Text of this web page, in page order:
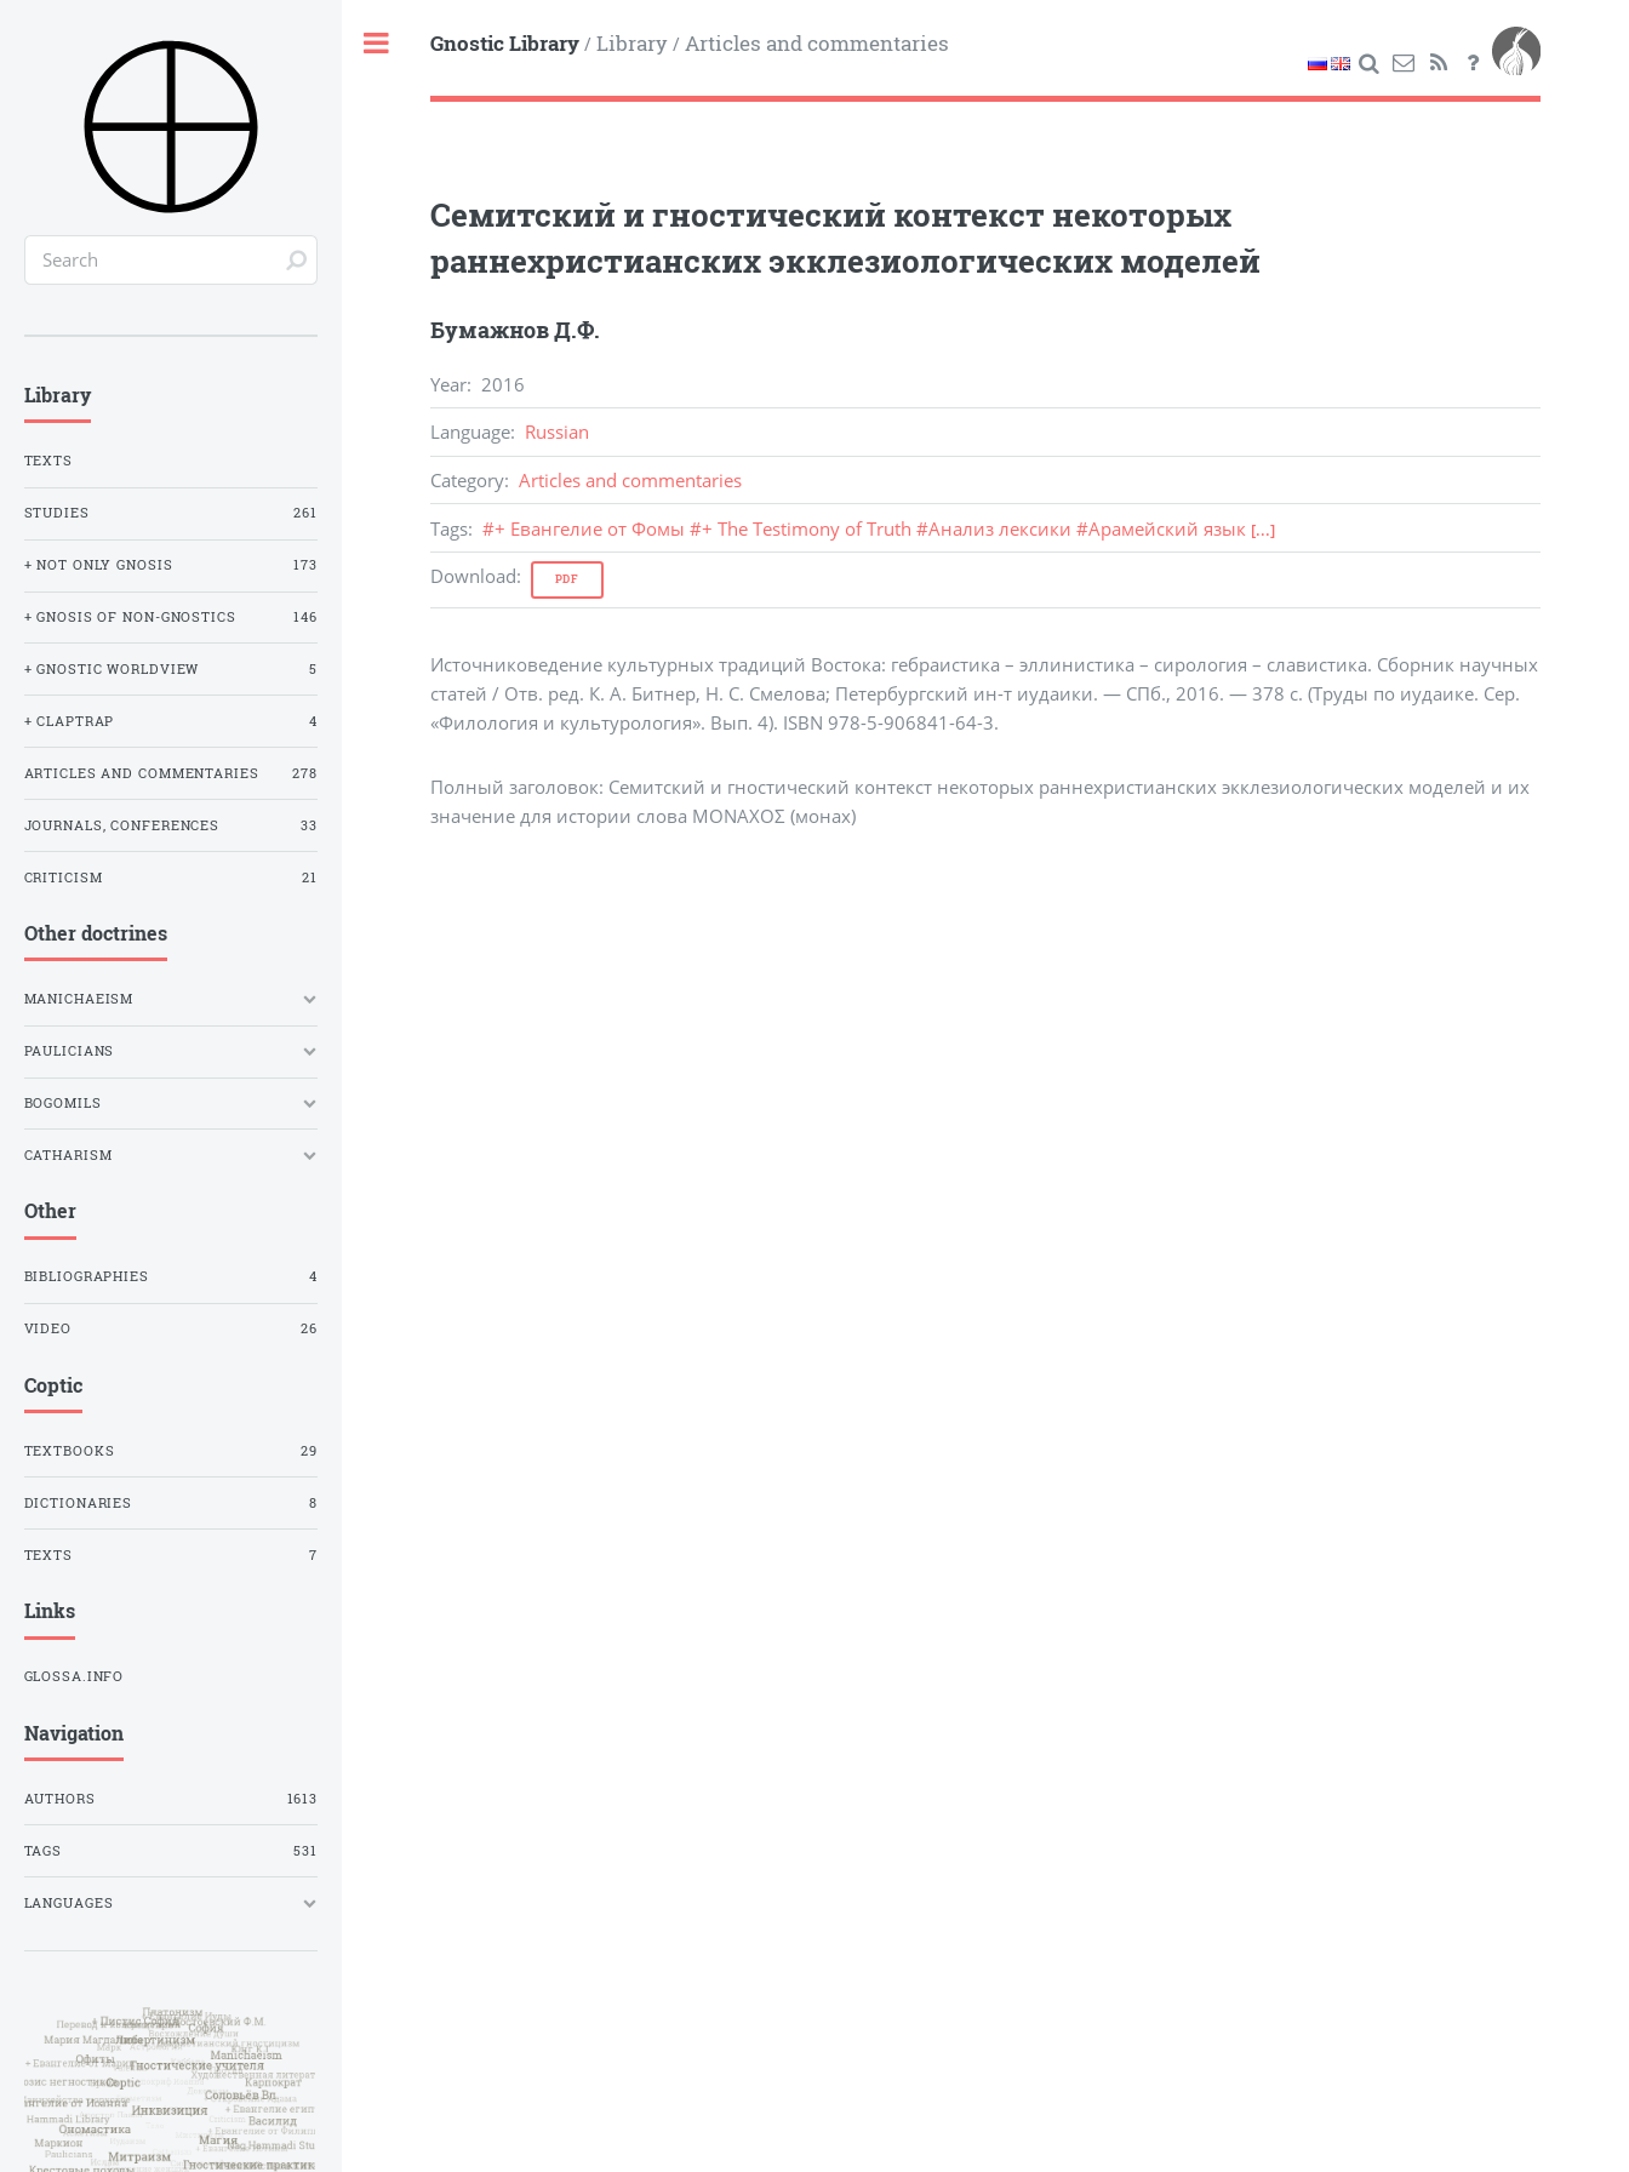
Gnostic Library/ Library/ Articles and commentaries
Семитский и гностический контекст некоторых
раннехристианских экклезиологических моделей
Бумажнов Д.Ф.
Year: 2016
Language: Russian
Category: Articles and commentaries
Tags: #+ Евангелие от Фомы #+ The Testimony of Truth #Анализ лексики #Арамейский язык [...]
Download: PDF
Источниковедение культурных традиций Востока: гебраистика – эллинистика – сирология – славистика. Сборник научных
статей / Отв. ред. К. А. Битнер, Н. С. Смелова; Петербургский ин-т иудаики. — СПб., 2016. — 378 с. (Труды по иудаике. Сер.
«Филология и культурология». Вып. 4). ISBN 978-5-906841-64-3.
Полный заголовок: Семитский и гностический контекст некоторых раннехристианских экклезиологических моделей и их
значение для истории слова ΜΟΝΑΧΟΣ (монах)
Library
TEXTS
STUDIES 261
+ NOT ONLY GNOSIS 173
+ GNOSIS OF NON-GNOSTICS 146
+ GNOSTIC WORLDVIEW 5
+ CLAPTRAP 4
ARTICLES AND COMMENTARIES 278
JOURNALS, CONFERENCES 33
CRITICISM 21
Other doctrines
MANICHAEISM
PAULICIANS
BOGOMILS
CATHARISM
Other
BIBLIOGRAPHIES 4
VIDEO 26
Coptic
TEXTBOOKS 29
DICTIONARIES 8
TEXTS 7
Links
GLOSSA.INFO
Navigation
AUTHORS 1613
TAGS 531
LANGUAGES
Toggle